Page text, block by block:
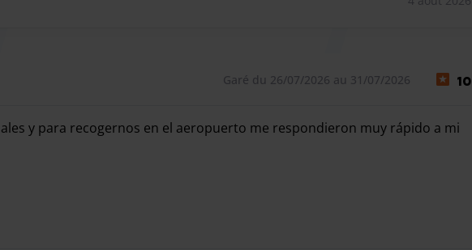
Garé du 26/07/2026 au 31/07/2026 10
y para recogernos en el aeropuerto me respondieron muy rápido a mi